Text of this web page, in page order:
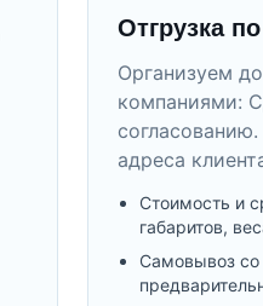
Отгрузка
Организуем
компаниями:
адреса
Стоимость и
габаритов,
Самовывоз